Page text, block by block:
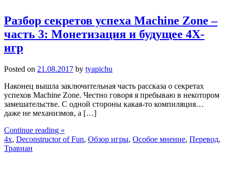
Разбор секретов успеха Machine Zone –
часть 3: Монетизация и будущее 4Х-
игр
Posted on 21.08.2017 by tyapichu
Наконец вышла заключительная часть рассказа о секретах
успехов Machine Zone. Честно говоря я пребываю в некотором
замешательстве. С одной стороны какая-то компиляция…
даже не механизмов, а […]
Continue reading »
4x, Deconstructor of Fun, Обзор игры, Особое мнение, Перевод,
Травиан